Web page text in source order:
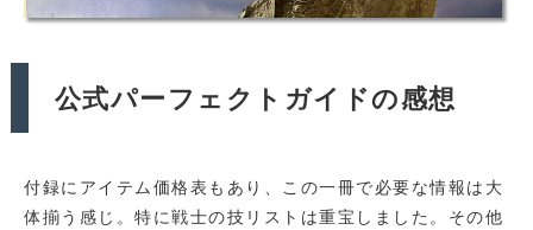
公式パーフェクトガイドの感想
付録にアイテム価格表もあり、この一冊で必要な情報は大
体揃う感じ。特に戦士の技リストは重宝しました。その他